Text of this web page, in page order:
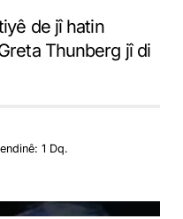
de jî hatin
Thunberg jî di
1 Dq.